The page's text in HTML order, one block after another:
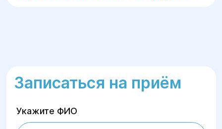
Записаться на приём
Укажите ФИО